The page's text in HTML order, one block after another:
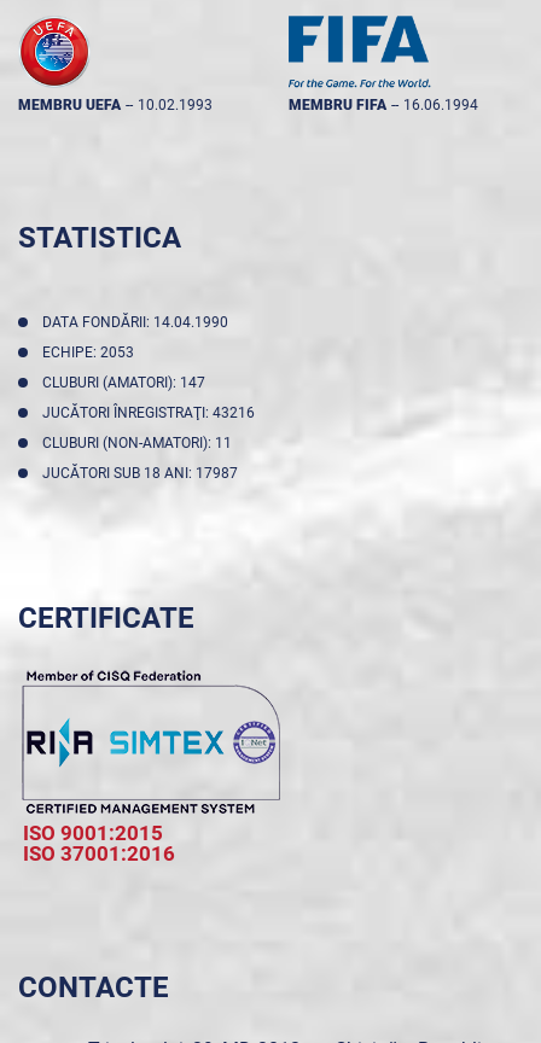
MEMBRU UEFA -- 10.02.1993 MEMBRU FIFA -- 16.06.1994
STATISTICA
DATA FONDĂRII: 14.04.1990
ECHIPE: 2053
CLUBURI (AMATORI): 147
JUCĂTORI ÎNREGISTRAŢI: 43216
CLUBURI (NON-AMATORI): 11
JUCĂTORI SUB 18 ANI: 17987
CERTIFICATE
ISO 9001:2015
ISO 37001:2016
CONTACTE